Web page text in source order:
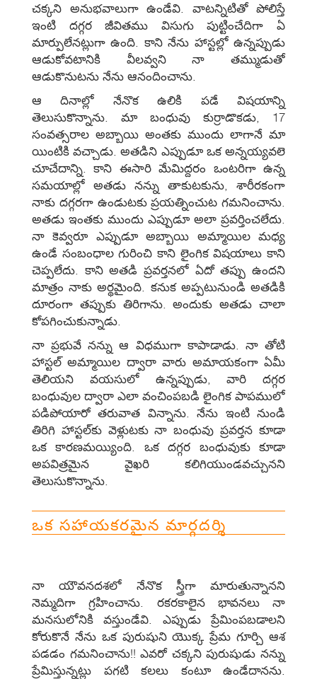
చక్కని అనుభవాలుగా ఉండేవి. వాటన్నిటితో పోలిస్తే
ఇంటి దగ్గర జీవితము విసుగు పుట్టించేదిగా ఏ
మార్పులేనట్లుగా ఉంది. కాని నేను హాస్టల్లో ఉన్నప్పుడు
ఆడుకోవటానికి వీలవ్వని నా తమ్ముడుతో
ఆడుకొనుటను నేను ఆనందించాను.
ఆ దినాల్లో నేనొక ఉలికి పడే విషయాన్ని
తెలుసుకొన్నాను. మా బంధువు కుర్రాడొకడు, 17
సంవత్సరాల అబ్బాయి అంతకు ముందు లాగానే మా
యింటికి వచ్చాడు. అతడిని ఎప్పుడూ ఒక అన్నయ్యవలె
చూచేదాన్ని. కాని ఈసారి మేమిద్దరం ఒంటరిగా ఉన్న
సమయాల్లో అతడు నన్ను తాకుటకును, శారీరకంగా
నాకు దగ్గరగా ఉండుటకు ప్రయత్నించుట గమనించాను.
అతడు ఇంతకు ముందు ఎప్పుడూ అలా ప్రవర్తించలేదు.
నా కెవ్వరూ ఎప్పుడూ అబ్బాయి అమ్మాయిల మధ్య
ఉండే సంబంధాల గురించి కాని లైంగిక విషయాలు కాని
చెప్పలేదు. కాని అతడి ప్రవర్తనలో ఏదో తప్పు ఉందని
మాత్రం నాకు అర్థమైంది. కనుక అప్పటునుండి అతడికి
దూరంగా తప్పుకు తిరిగాను. అందుకు అతడు చాలా
కోపగించుకున్నాడు.
నా ప్రభువే నన్ను ఆ విధముగా కాపాడాడు. నా తోటి
హాస్టల్‌ అమ్మాయిల ద్వారా వారు అమాయకంగా ఏమీ
తెలియని వయసులో ఉన్నప్పుడు, వారి దగ్గర
బంధువుల ద్వారా ఎలా వంచింపబడి లైంగిక పాపములో
పడిపోయారో తరువాత విన్నాను. నేను ఇంటి నుండి
తిరిగి హాస్టల్‌కు వెళ్లుటకు నా బంధువు ప్రవర్తన కూడా
ఒక కారణమయ్యింది. ఒక దగ్గర బంధువుకు కూడా
అపవిత్రమైన వైఖరి కలిగియుండవచ్చునని
తెలుసుకొన్నాను.
ఒక సహాయకరమైన మార్గదర్శి
నా యౌవనదశలో నేనొక స్త్రీగా మారుతున్నానని
నెమ్మదిగా గ్రహించాను. రకరకాలైన భావనలు నా
మనసులోనికి వస్తుండేవి. ఎప్పుడు ప్రేమింపబడాలని
కోరుకొనే నేను ఒక పురుషుని యొక్క ప్రేమ గూర్చి ఆశ
పడడం గమనించాను!! ఎవరో చక్కని పురుషుడు నన్ను
ప్రేమిస్తున్నట్లు పగటి కలలు కంటూ ఉండేదానను.